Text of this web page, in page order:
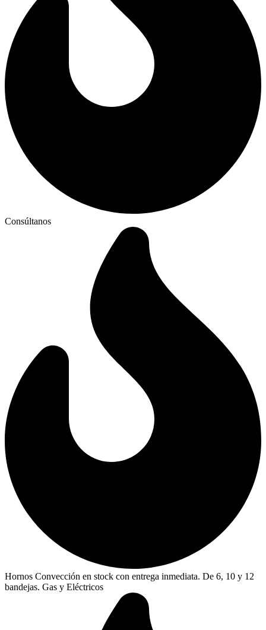
Consúltanos
Hornos Convección en stock con entrega inmediata. De 6, 10 y 12
bandejas. Gas y Eléctricos